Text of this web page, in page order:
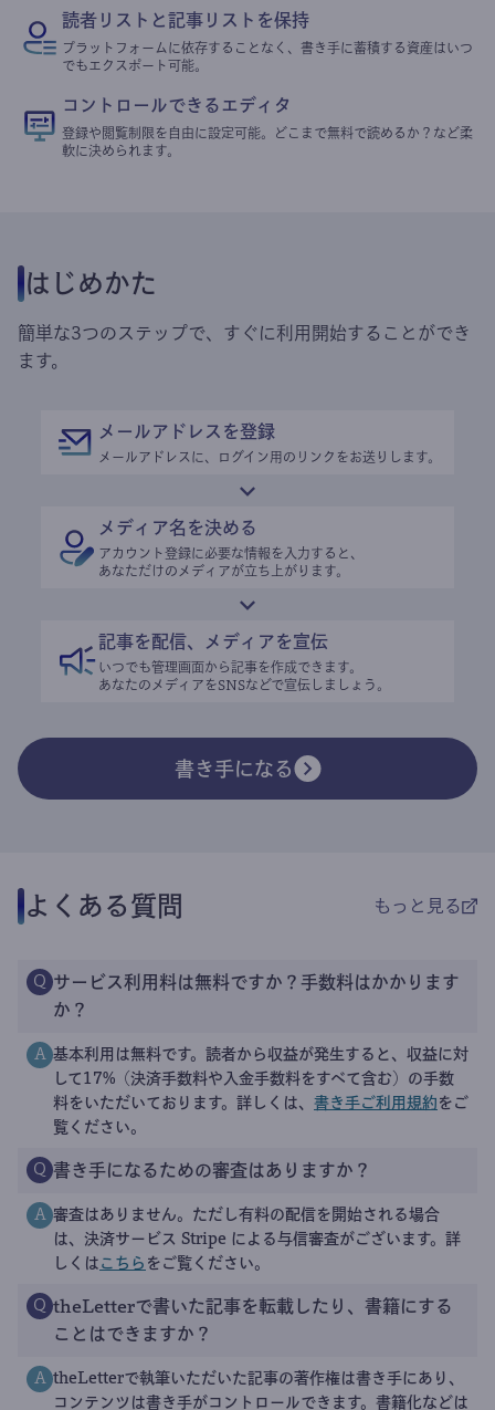
読者リストと記事リストを保持
プラットフォームに依存することなく、書き手に蓄積する資産はいつ
でもエクスポート可能。
コントロールできるエディタ
登録や閲覧制限を自由に設定可能。どこまで無料で読めるか？など柔
軟に決められます。
はじめかた
簡単な3つのステップで、すぐに利用開始することができ
ます。
メールアドレスを登録
メールアドレスに、ログイン用のリンクをお送りします。
メディア名を決める
アカウント登録に必要な情報を入力すると、
あなただけのメディアが立ち上がります。
記事を配信、メディアを宣伝
いつでも管理画面から記事を作成できます。
あなたのメディアをSNSなどで宣伝しましょう。
書き手になる
よくある質問 もっと見る
Q サービス利用料は無料ですか？手数料はかかります
か？
A 基本利用は無料です。読者から収益が発生すると、収益に対
して17%（決済手数料や入金手数料をすべて含む）の手数
料をいただいております。詳しくは、 書き手ご利用規約 をご
覧ください。
Q 書き手になるための審査はありますか？
A 審査はありません。ただし有料の配信を開始される場合
は、決済サービス Stripe による与信審査がございます。詳
しくは こちら をご覧ください。
Q theLetterで書いた記事を転載したり、書籍にする
ことはできますか？
A theLetterで執筆いただいた記事の著作権は書き手にあり、
コンテンツは書き手がコントロールできます。書籍化などは